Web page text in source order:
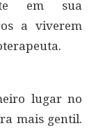
em sua
a viverem
lugar no
mais gentil.